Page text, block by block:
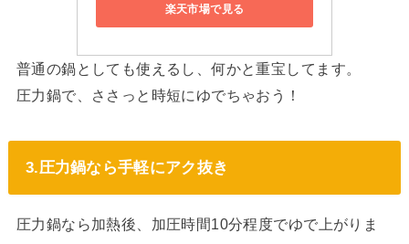
楽天市場で見る
普通の鍋としても使えるし、何かと重宝してます。
圧力鍋で、ささっと時短にゆでちゃおう！
3.圧力鍋なら手軽にアク抜き
圧力鍋なら加熱後、加圧時間10分程度でゆで上がりま